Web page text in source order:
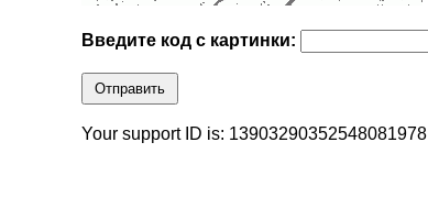
Введите код с картинки:
Отправить
Your support ID is: 13903290352548081978